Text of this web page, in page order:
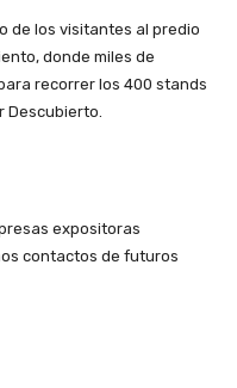
de los visitantes al predio
donde miles de
recorrer los 400 stands
Descubierto.
expositoras
contactos de futuros